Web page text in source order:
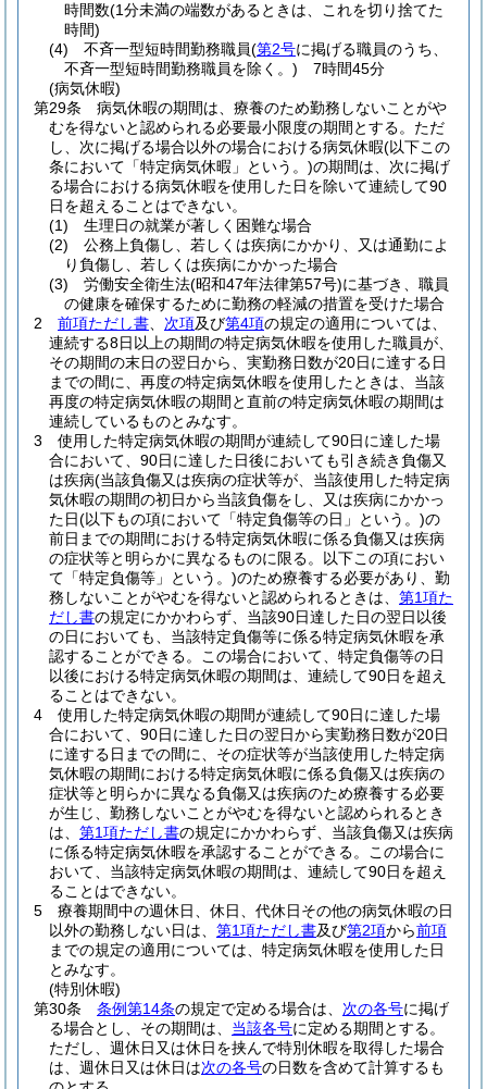
時間数(1分未満の端数があるときは、これを切り捨てた
時間)
(4)
不斉一型短時間勤務職員(第2号に掲げる職員のうち、
不斉一型短時間勤務職員を除く。) 7時間45分
(病気休暇)
第29条
病気休暇の期間は、療養のため勤務しないことがや
むを得ないと認められる必要最小限度の期間とする。 ただ
し、次に掲げる場合以外の場合における病気休暇(以下この
条において「特定病気休暇」という。)の期間は、次に掲げ
る場合における病気休暇を使用した日を除いて連続して90
日を超えることはできない。
(1)
生理日の就業が著しく困難な場合
(2)
公務上負傷し、若しくは疾病にかかり、又は通勤によ
り負傷し、若しくは疾病にかかった場合
(3)
労働安全衛生法(昭和47年法律第57号)に基づき、職員
の健康を確保するために勤務の軽減の措置を受けた場合
2
前項ただし書 次項及び第4項の規定の適用については、
連続する8日以上の期間の特定病気休暇を使用した職員が、
その期間の末日の翌日から、実勤務日数が20日に達する日
までの間に、再度の特定病気休暇を使用したときは、当該
再度の特定病気休暇の期間と直前の特定病気休暇の期間は
連続しているものとみなす。
3
使用した特定病気休暇の期間が連続して90日に達した場
合において、90日に達した日後においても引き続き負傷又
は疾病(当該負傷又は疾病の症状等が、当該使用した特定病
気休暇の期間の初日から当該負傷をし、又は疾病にかかっ
た日(以下もの項において「特定負傷等の日」という。)の
前日までの期間における特定病気休暇に係る負傷又は疾病
の症状等と明らかに異なるものに限る。以下この項におい
て「特定負傷等」という。)のため療養する必要があり、勤
務しないことがやむを得ないと認められるときは、 第1項た
だし書の規定にかかわらず、当該90日達した日の翌日以後
の日においても、当該特定負傷等に係る特定病気休暇を承
認することができる。
この場合において、特定負傷等の日
以後における特定病気休暇の期間は、連続して90日を超え
ることはできない。
4
使用した特定病気休暇の期間が連続して90日に達した場
合において、90日に達した日の翌日から実勤務日数が20日
に達する日までの間に、その症状等が当該使用した特定病
気休暇の期間における特定病気休暇に係る負傷又は疾病の
症状等と明らかに異なる負傷又は疾病のため療養する必要
が生じ、勤務しないことがやむを得ないと認められるとき
は、 第1項ただし書の規定にかかわらず、当該負傷又は疾病
に係る特定病気休暇を承認することができる。
この場合に
おいて、当該特定病気休暇の期間は、連続して90日を超え
ることはできない。
5
療養期間中の週休日、休日、代休日その他の病気休暇の日
以外の勤務しない日は、 第1項ただし書及び第2項から前項
までの規定の適用については、特定病気休暇を使用した日
とみなす。
(特別休暇)
第30条
条例第14条の規定で定める場合は、 次の各号に掲げ
る場合とし、その期間は、 当該各号に定める期間とする。
ただし、週休日又は休日を挟んで特別休暇を取得した場合
は、週休日又は休日は次の各号の日数を含めて計算するも